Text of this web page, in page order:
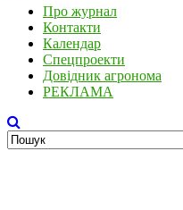
Про журнал
Контакти
Календар
Спецпроекти
Довідник агронома
РЕКЛАМА